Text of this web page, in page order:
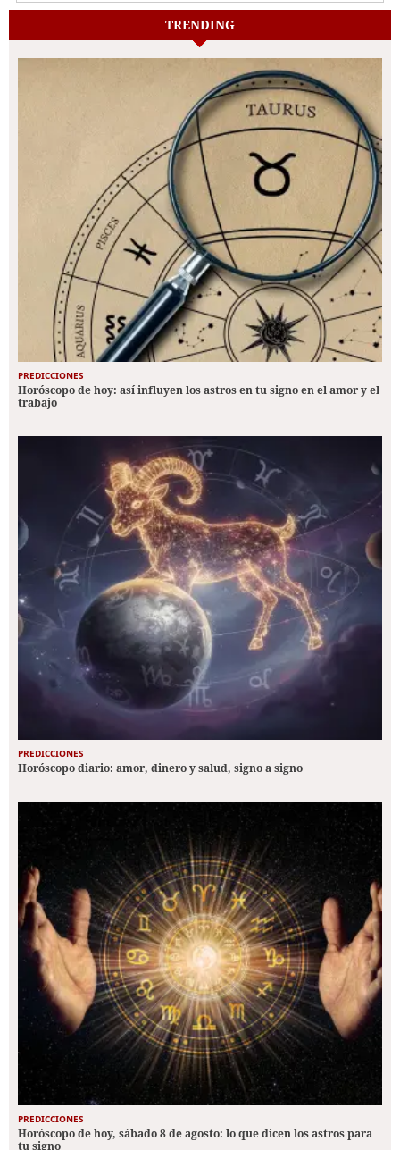
TRENDING
PREDICCIONES
Horóscopo de hoy: así influyen los astros en tu signo en el amor y el
trabajo
PREDICCIONES
Horóscopo diario: amor, dinero y salud, signo a signo
PREDICCIONES
Horóscopo de hoy, sábado 8 de agosto: lo que dicen los astros para
tu signo